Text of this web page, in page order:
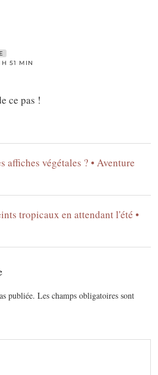
51 MIN
ce pas !
affiches végétales ? • Aventure
tropicaux en attendant l'été •
publiée. Les champs obligatoires sont